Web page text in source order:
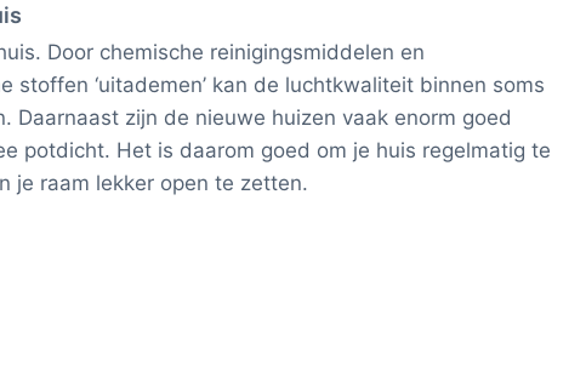
Door chemische reinigingsmiddelen en
stoffen ‘uitademen’ kan de luchtkwaliteit binnen soms
Daarnaast zijn de nieuwe huizen vaak enorm goed
potdicht. Het is daarom goed om je huis regelmatig te
je raam lekker open te zetten.